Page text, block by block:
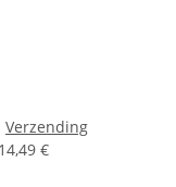
Verzending
€